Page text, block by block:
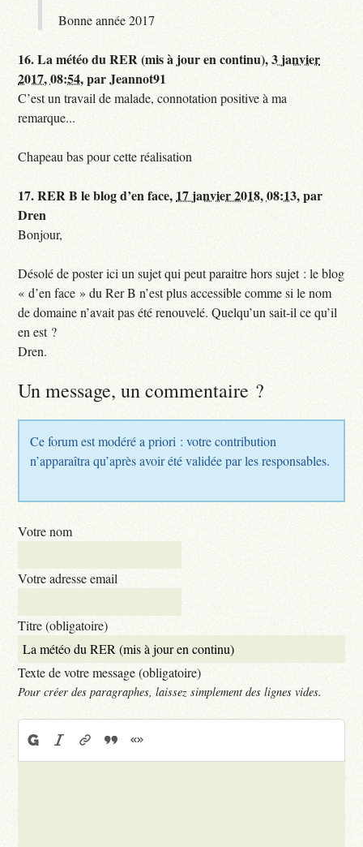
Bonne année 2017
16.La météo du RER (mis à jour en continu),3 janvier
2017, 08:54,parJeannot91
C’est un travail de malade, connotation positive à ma
remarque...
Chapeau bas pour cette réalisation
17.RER B le blog d’en face, 17 janvier 2018, 08:13,par
Dren
Bonjour,
Désolé de poster ici un sujet qui peut paraitre hors sujet : le blog
« d’en face » du Rer B n’est plus accessible comme si le nom
de domaine n’avait pas été renouvelé. Quelqu’un sait-il ce qu’il
en est ?
Dren.
Un message, un commentaire ?
Ce forum est modéré a priori : votre contribution
n’apparaîtra qu’après avoir été validée par les responsables.
Votre nom
Votre adresse email
Titre (obligatoire)
Texte de votre message (obligatoire)
Pour créer des paragraphes, laissez simplement des lignes vides.